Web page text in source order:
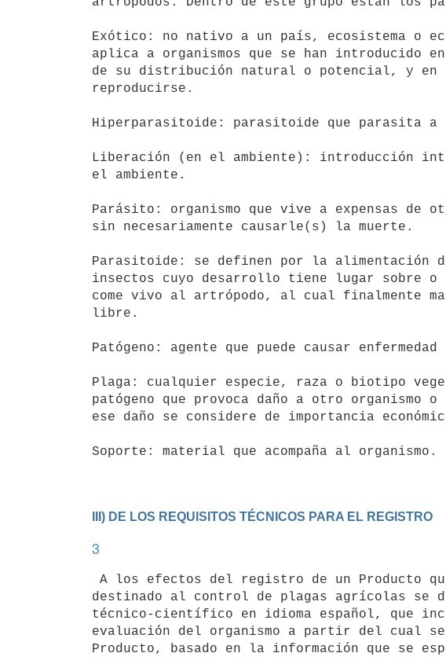
Exótico: no nativo a un país, ecosistema o
aplica a organismos que se han introducido
de su distribución natural o potencial, y en
reproducirse.
Hiperparasitoide: parasitoide que parasita
Liberación (en el ambiente): introducción
el ambiente.
Parásito: organismo que vive a expensas de
sin necesariamente causarle(s) la muerte.
Parasitoide: se definen por la alimentación
insectos cuyo desarrollo tiene lugar sobre o
come vivo al artrópodo, al cual finalmente
libre.
Patógeno: agente que puede causar
Plaga: cualquier especie, raza o biotipo
patógeno que provoca daño a otro organismo
ese daño se considere de importancia
Soporte: material que acompaña al organismo.
III) DE LOS REQUISITOS TÉCNICOS PARA EL REGISTRO
3
destinado al control de plagas agrícolas se
técnico-científico en idioma español, que
evaluación del organismo a partir del cual
Producto, basado en la información que se